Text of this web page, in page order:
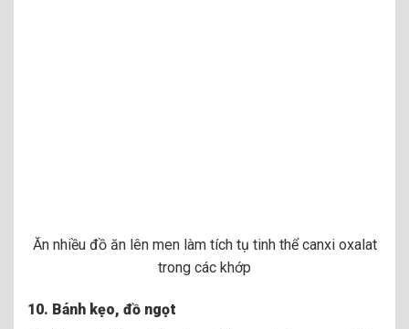
Ăn nhiều đồ ăn lên men làm tích tụ tinh thể canxi oxalat
trong các khớp
10. Bánh kẹo, đồ ngọt